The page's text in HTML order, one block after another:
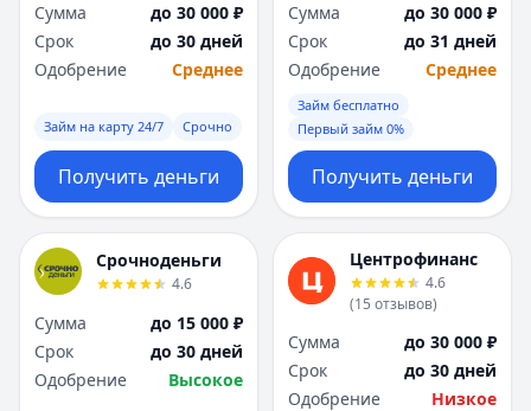
Самара
Санкт-Петербург
Саратов
Севастополь
Сочи
Сургут
Т
Тверь
Тольятти
Томск
Тула
Тюмень
Ульяновск
Самара
Санкт-Петербург
Саратов
Севастополь
Сочи
Сургут
Т
Тверь
Тольятти
Томск
Тула
Тюмень
Ульяновск
Сумма
до 30 000 ₽
Срок
до 30 дней
Одобрение
Среднее
Займ на карту 24/7 Срочно
Получить деньги
Сумма
до 30 000 ₽
Срок
до 31 дней
Одобрение
Среднее
Займ бесплатно
Первый займ 0%
Получить деньги
Срочноденьги
4.6
Сумма
до 15 000 ₽
Срок
до 30 дней
Одобрение
Высокое
Центрофинанс
4.6
(15 отзывов)
Сумма
до 30 000 ₽
Срок
до 30 дней
Одобрение
Низкое